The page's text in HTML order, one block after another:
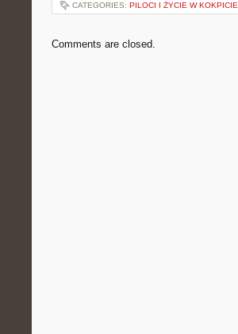
CATEGORIES: PILOCI I ŻYCIE W KOKPICIE
Comments are closed.